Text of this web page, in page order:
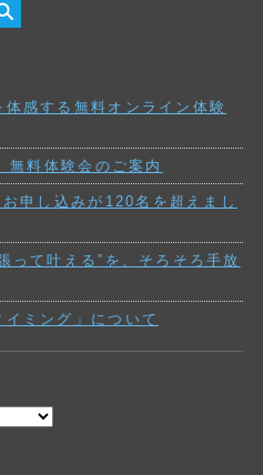
体感する無料オンライン体験
無料体験会のご案内
申し込みが120名を超えまし
って叶える”を、そろそろ手放
ミング」について